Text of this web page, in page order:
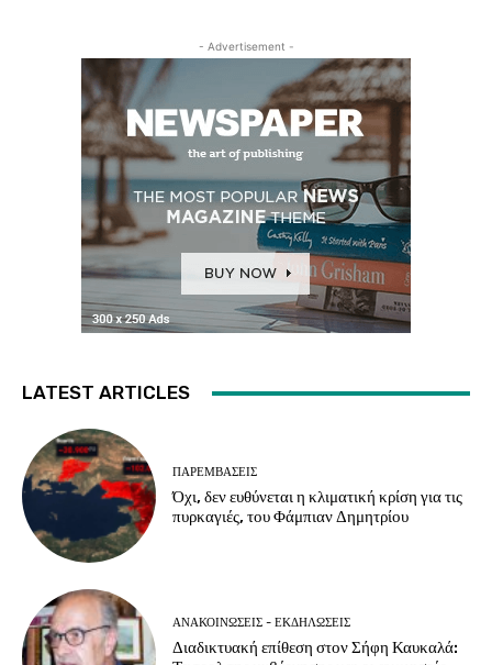
- Advertisement -
LATEST ARTICLES
ΠΑΡΕΜΒΑΣΕΙΣ
Όχι, δεν ευθύνεται η κλιματική κρίση για τις
πυρκαγιές, του Φάμπιαν Δημητρίου
ΑΝΑΚΟΙΝΩΣΕΙΣ - ΕΚΔΗΛΩΣΕΙΣ
Διαδικτυακή επίθεση στον Σήφη Καυκαλά: